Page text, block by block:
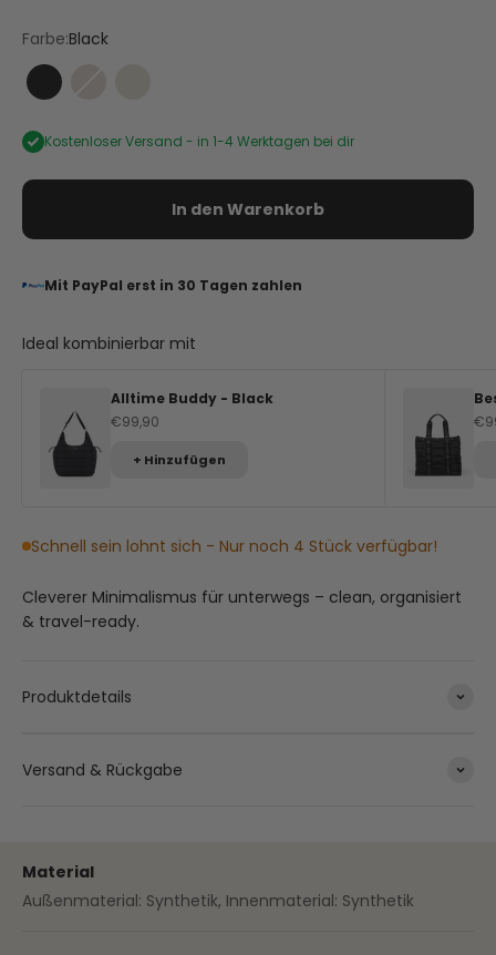
Farbe:Black
Black
Kostenloser Versand - in 1-4 Werktagen bei dir
In den Warenkorb
Mit PayPal erst in 30 Tagen zahlen
Ideal kombinierbar mit
Alltime Buddy - Black
Angebot
€99,90
+ Hinzufügen
Schnell sein lohnt sich - Nur noch 4 Stück verfügbar!
Cleverer Minimalismus für unterwegs – clean, organisiert
& travel-ready.
Produktdetails
Versand & Rückgabe
Material
Außenmaterial: Synthetik, Innenmaterial: Synthetik